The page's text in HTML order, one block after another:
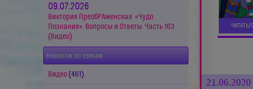
09.07.2026
Виктория ПреобРАженская. «Чудо
Познания». Вопросы и Ответы. Часть 163
(Видео)
Новости по темам
Видео (461)
21.06.2020